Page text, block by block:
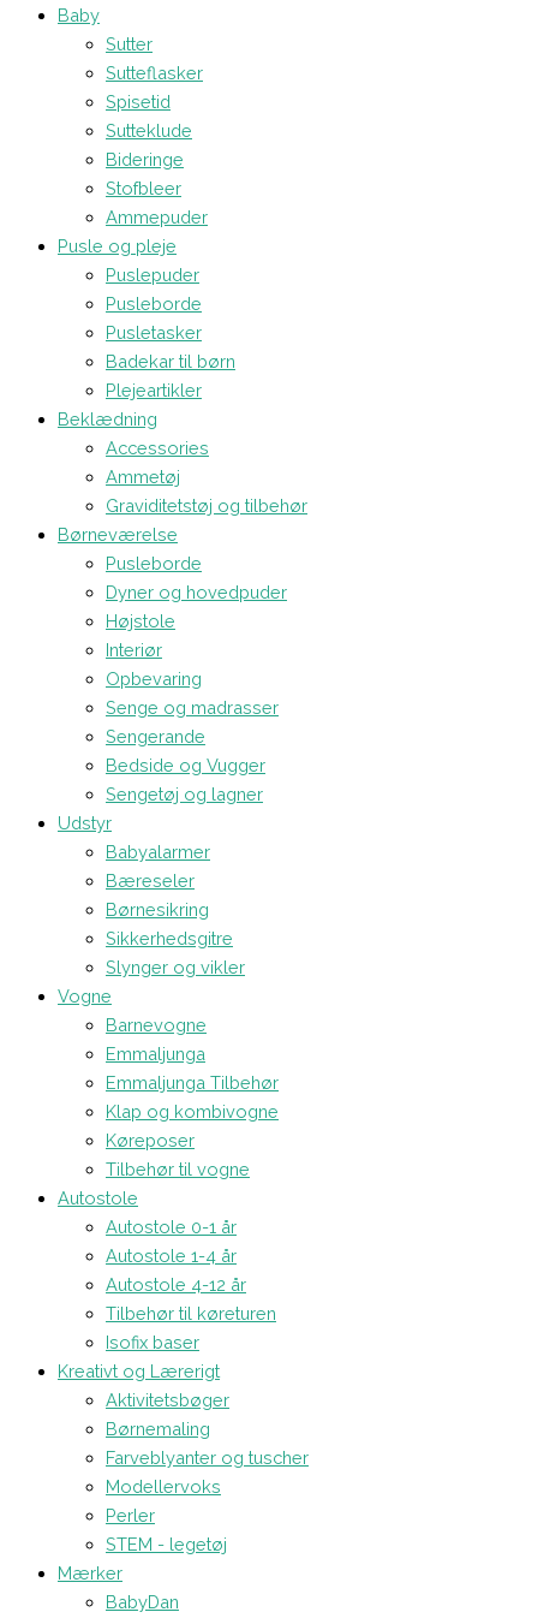
Baby
Sutter
Sutteflasker
Spisetid
Sutteklude
Bideringe
Stofbleer
Ammepuder
Pusle og pleje
Puslepuder
Pusleborde
Pusletasker
Badekar til børn
Plejeartikler
Beklædning
Accessories
Ammetøj
Graviditetstøj og tilbehør
Børneværelse
Pusleborde
Dyner og hovedpuder
Højstole
Interiør
Opbevaring
Senge og madrasser
Sengerande
Bedside og Vugger
Sengetøj og lagner
Udstyr
Babyalarmer
Bæreseler
Børnesikring
Sikkerhedsgitre
Slynger og vikler
Vogne
Barnevogne
Emmaljunga
Emmaljunga Tilbehør
Klap og kombivogne
Køreposer
Tilbehør til vogne
Autostole
Autostole 0-1 år
Autostole 1-4 år
Autostole 4-12 år
Tilbehør til køreturen
Isofix baser
Kreativt og Lærerigt
Aktivitetsbøger
Børnemaling
Farveblyanter og tuscher
Modellervoks
Perler
STEM - legetøj
Mærker
BabyDan